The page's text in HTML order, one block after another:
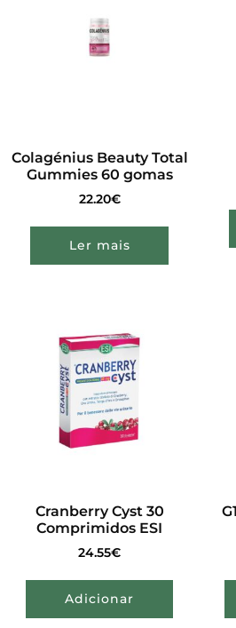
Colagénius Beauty Total
Gummies 60 gomas
22.20€
Ler mais
Cranberry Cyst 30
Comprimidos ESI
24.55€
Adicionar